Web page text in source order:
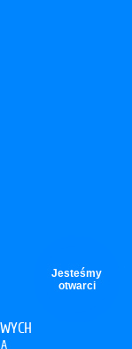
Jesteśmy
otwarci